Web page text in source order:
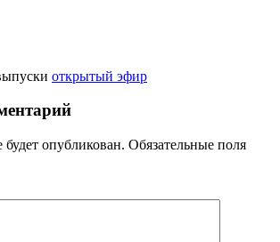
открытый эфир
опубликован. Обязательные поля